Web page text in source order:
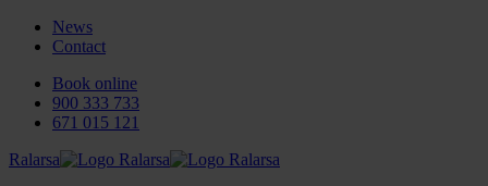
News
Contact
Book online
900 333 733
671 015 121
Ralarsa